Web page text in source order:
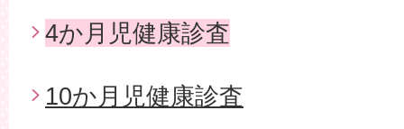
4か月児健康診査
10か月児健康診査